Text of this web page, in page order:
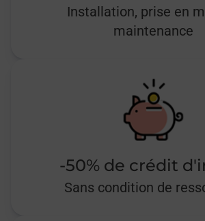
Installation, prise en
maintenance
-50% de crédit
Sans condition de